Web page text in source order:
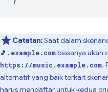
Catatan:Saat dalam
🎵.example.combiasanya akan
https://music.example.com.
alternatif yang baik terkait
harus mendaftar untuk kedua